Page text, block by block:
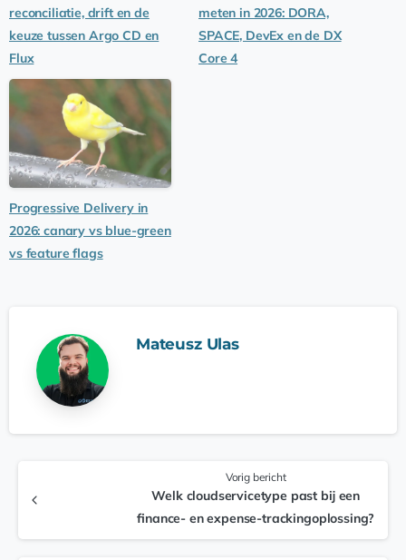
reconciliatie, drift en de
keuze tussen Argo CD en
Flux
meten in 2026: DORA,
SPACE, DevEx en de DX
Core 4
Progressive Delivery in
2026: canary vs blue-green
vs feature flags
Mateusz Ulas
Vorig bericht
Welk cloudservicetype past bij een
finance- en expense-trackingoplossing?